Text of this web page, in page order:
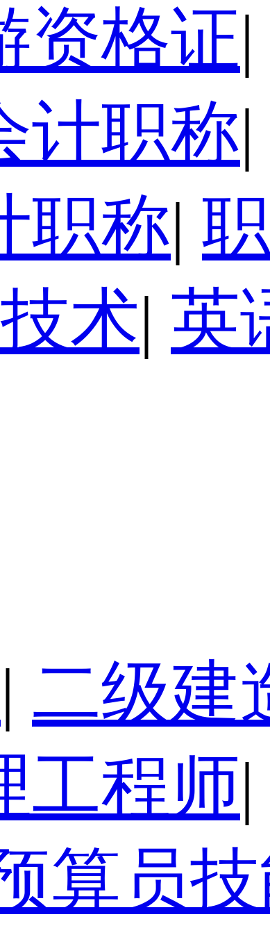
资格证|
计职称|
职称|
术| 英
| 二级建
工程师|
算员